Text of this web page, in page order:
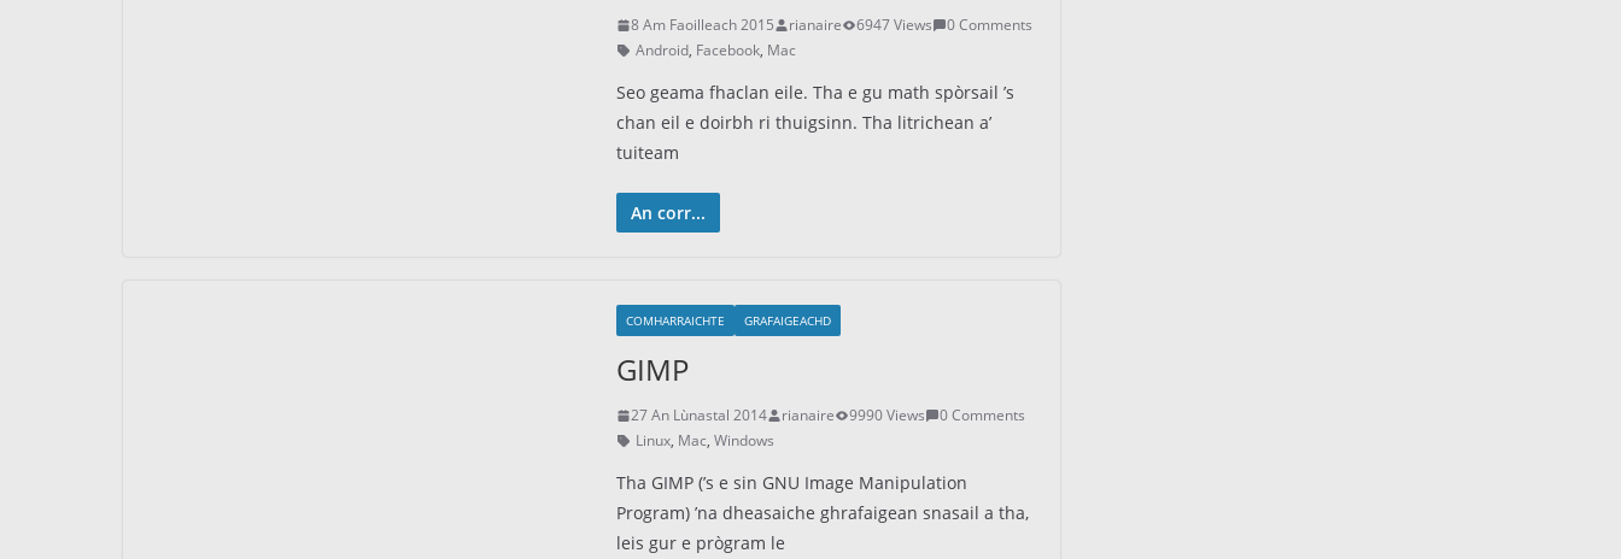
8 Am Faoilleach 2015 rianaire 6947 Views
0 Comments
Android, Facebook, Mac
Seo geama fhaclan eile. Tha e gu math spòrsail ’s
chan eil e doirbh ri thuigsinn. Tha litrichean a’
tuiteam
An corr...
COMHARRAICHTE GRAFAIGEACHD
GIMP
27 An Lùnastal 2014 rianaire 9990 Views
0 Comments
Linux, Mac, Windows
Tha GIMP (’s e sin GNU Image Manipulation
Program) ’na dheasaiche ghrafaigean snasail a tha,
leis gur e prògram le